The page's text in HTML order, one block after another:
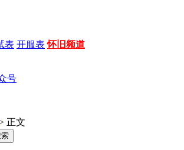
表 开服表 怀旧频道
号
正文